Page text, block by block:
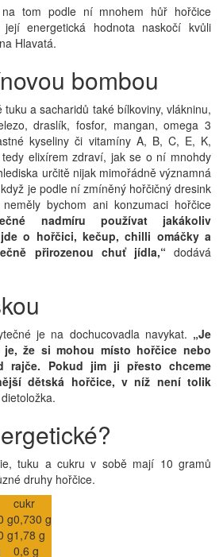
tom podle ní mnohem hůř hořčice
její energetická hodnota naskočí kvůli
Hlavatá.
bombou
a sacharidů také bílkoviny, vlákninu,
draslík, fosfor, mangan, omega 3
kyseliny či vitamíny A, B, C, E, K,
elixírem zdraví, jak se o ní mnohdy
určitě nijak mimořádně významná
je podle ní zmíněný hořčičný dresink
bychom ani konzumaci hořčice
nadmíru používat jakákoliv
o hořčici, kečup, chilli omáčky a
přirozenou chuť jídla,“ dodává
je na dochucovadla navykat. „Je
že si mohou místo hořčice nebo
rajče. Pokud jim ji přesto chceme
dětská hořčice, v níž není tolik
tuku a cukru v sobě mají 10 gramů
druhy hořčice.
cukr
g0,730 g
g1,78 g
0,6 g